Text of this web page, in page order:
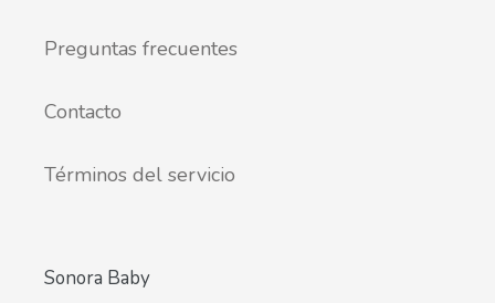
Preguntas frecuentes
Contacto
Términos del servicio
Sonora Baby